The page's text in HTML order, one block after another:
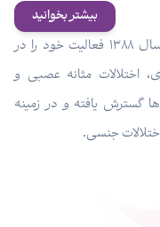
بیشتر بخوانید
مرکز اورولوژی مهراد (دکتر مهری مهراد)، از سال ۱۳۸۸ فعالیت خود را در
اختلالات مثانه عصبی و
گسترش یافته و در زمینه
جنسی.